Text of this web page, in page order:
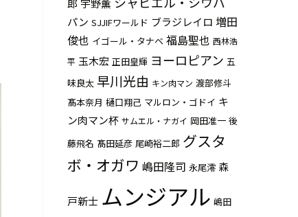
郎 宇野薫
パン SJJIFワールド ブラジレイロ 増田
俊也 イゴール・タナベ 福島聖也 西林浩
平 玉木宏 正田皇輝 ヨーロピアン 五
味良太 早川光由 キン肉マン 渡部修斗
髙本奈月 樋口翔己 マルロン・ゴドイ キ
ン肉マン杯 サムエル・ナガイ 岡田准一 後
藤飛名 髙田延彦 尾崎裕二郎 グスタ
ボ・オガワ 嶋田隆司 永尾澪 森
戸新士 ムンジアル 嶋田